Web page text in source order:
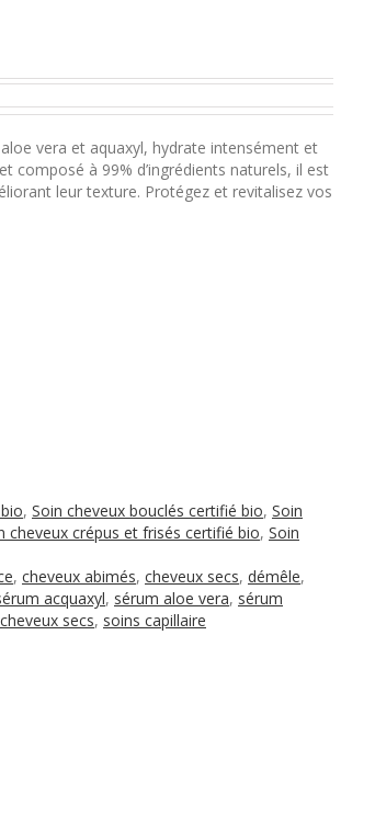
vera et aquaxyl, hydrate intensément et
composé à 99% d’ingrédients naturels, il est
leur texture. Protégez et revitalisez vos
, Soin cheveux bouclés certifié bio, Soin
cheveux crépus et frisés certifié bio, Soin
, cheveux abimés, cheveux secs, démêle,
acquaxyl, sérum aloe vera, sérum
secs, soins capillaire